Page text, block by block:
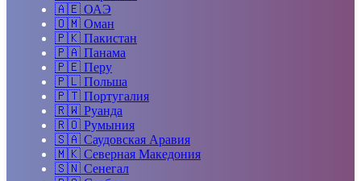
🇦🇪 ОАЭ
🇴🇲 Оман
🇵🇰 Пакистан
🇵🇦 Панама
🇵🇪 Перу
🇵🇱 Польша
🇵🇹 Португалия
🇷🇼 Руанда
🇷🇴 Румыния
🇸🇦 Саудовская Аравия
🇲🇰 Северная Македония
🇸🇳 Сенегал